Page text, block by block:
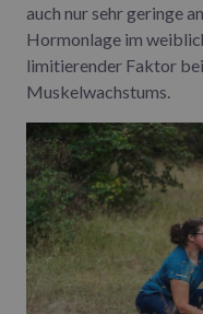
auch nur sehr geringe
Hormonlage im
limitierender Faktor
Muskelwachstums.